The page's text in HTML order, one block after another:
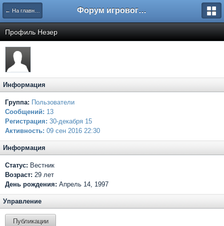
← На главную Форум игрового проекта Riverrise
Профиль Незер
Информация
Группа: Пользователи
Сообщений: 13
Регистрация: 30-декабря 15
Активность: 09 сен 2016 22:30
Информация
Статус: Вестник
Возраст: 29 лет
День рождения: Апрель 14, 1997
Управление
Публикации